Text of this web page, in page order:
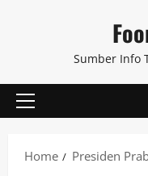
Sumber Info
Primary
Home
Presiden